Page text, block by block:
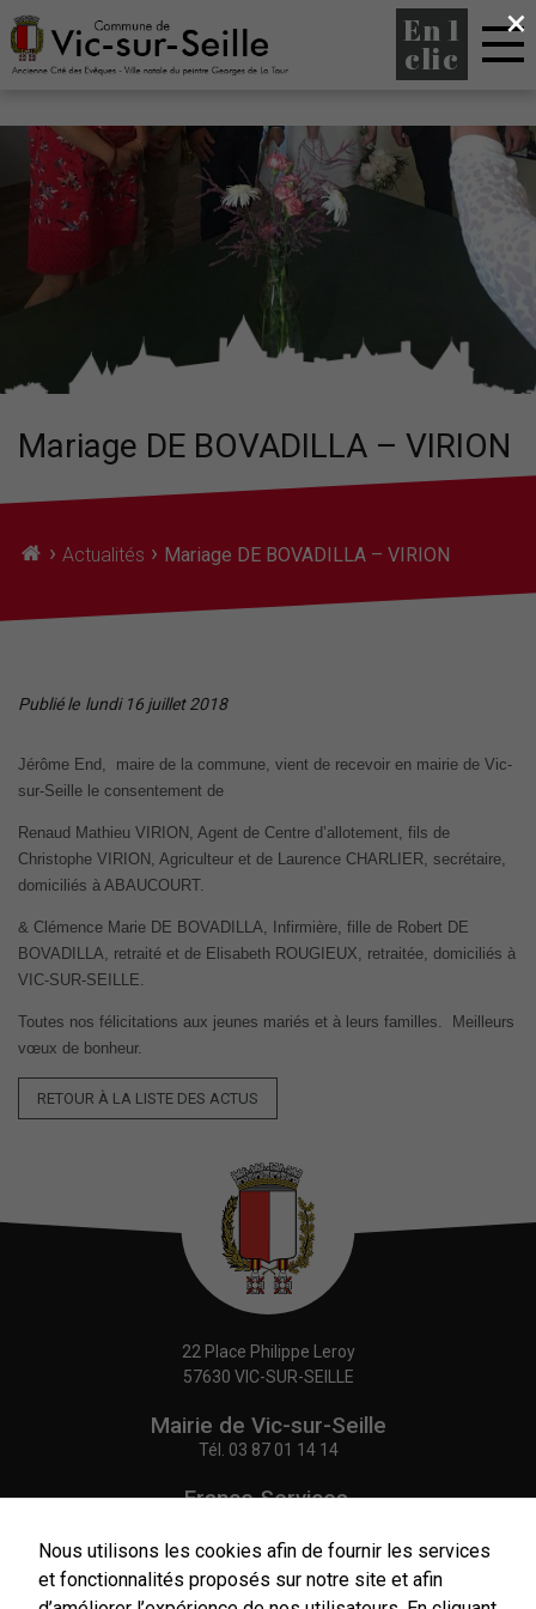
En 1
clic
Mariage DE BOVADILLA – VIRION
› Actualités › Mariage DE BOVADILLA – VIRION
Publié le lundi 16 juillet 2018
Jérôme End, maire de la commune, vient de recevoir en mairie de Vic-
sur-Seille le consentement de
Renaud Mathieu VIRION, Agent de Centre d’allotement, fils de
Christophe VIRION, Agriculteur et de Laurence CHARLIER, secrétaire,
domiciliés à ABAUCOURT.
& Clémence Marie DE BOVADILLA, Infirmière, fille de Robert DE
BOVADILLA, retraité et de Elisabeth ROUGIEUX, retraitée, domiciliés à
VIC-SUR-SEILLE.
Toutes nos félicitations aux jeunes mariés et à leurs familles. Meilleurs
vœux de bonheur.
RETOUR À LA LISTE DES ACTUS
22 Place Philippe Leroy
57630 VIC-SUR-SEILLE
Mairie de Vic-sur-Seille
Tél. 03 87 01 14 14
France Services,
Tél.03 87 86 41 48
×
Nous utilisons les cookies afin de fournir les services
et fonctionnalités proposés sur notre site et afin